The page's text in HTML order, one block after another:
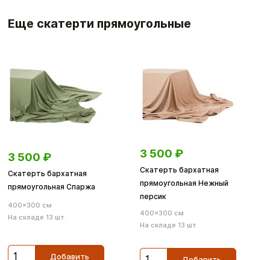
Еще скатерти прямоугольные
3 500 ₽
Скатерть бархатная
прямоугольная Спаржа
400×300 см
На складе 13 шт.
Добавить
3 500 ₽
Скатерть бархатная
прямоугольная Нежный
персик
400×300 см
На складе 13 шт.